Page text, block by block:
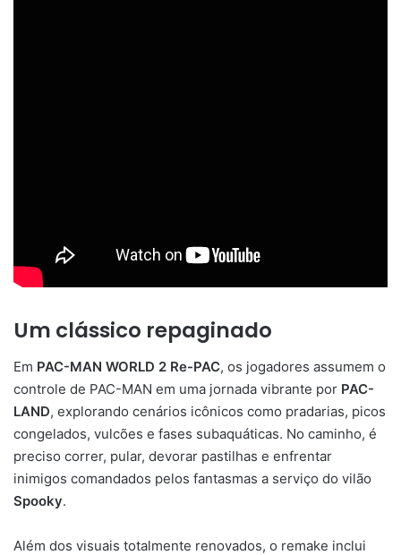
Um clássico repaginado
Em PAC-MAN WORLD 2 Re-PAC, os jogadores assumem o
controle de PAC-MAN em uma jornada vibrante por PAC-
LAND, explorando cenários icônicos como pradarias, picos
congelados, vulcões e fases subaquáticas. No caminho, é
preciso correr, pular, devorar pastilhas e enfrentar
inimigos comandados pelos fantasmas a serviço do vilão
Spooky.
Além dos visuais totalmente renovados, o remake inclui